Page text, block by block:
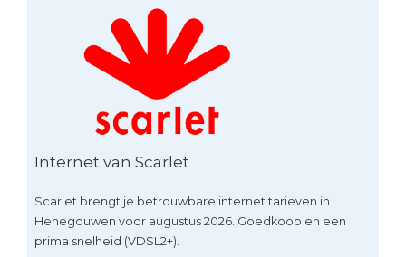
Internet van Scarlet
Scarlet brengt je betrouwbare internet tarieven in
Henegouwen voor augustus 2026. Goedkoop en een
prima snelheid (VDSL2+).